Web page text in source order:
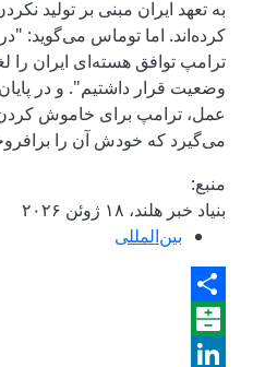
به تعهد ایران مبنی بر تولید
کرده‌اند. اما توماس می‌گوید:
ترامپ توافق هسته‌ای ایران را
وضعیت قرار داشتیم". و در پایان
عمل، ترامپ برای خاموش
می‌گیرد که خودش آن را
منبع:
بنیاد خبر هلند، ۱۸ ژوئن ۲۰۲۶
بین‌المللی
Share
Balatarin